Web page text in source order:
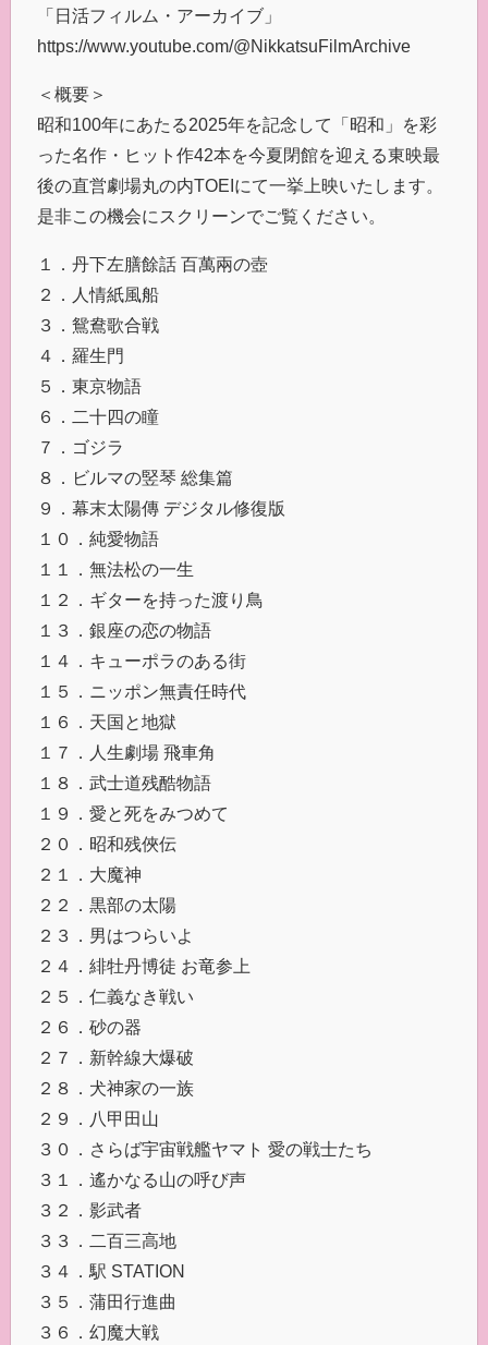
「日活フィルム・アーカイブ」
https://www.youtube.com/@NikkatsuFilmArchive
＜概要＞
昭和100年にあたる2025年を記念して「昭和」を彩
った名作・ヒット作42本を今夏閉館を迎える東映最
後の直営劇場丸の内TOEIにて一挙上映いたします。
是非この機会にスクリーンでご覧ください。
１．丹下左膳餘話 百萬兩の壺
２．人情紙風船
３．鴛鴦歌合戦
４．羅生門
５．東京物語
６．二十四の瞳
７．ゴジラ
８．ビルマの竪琴 総集篇
９．幕末太陽傳 デジタル修復版
１０．純愛物語
１１．無法松の一生
１２．ギターを持った渡り鳥
１３．銀座の恋の物語
１４．キューポラのある街
１５．ニッポン無責任時代
１６．天国と地獄
１７．人生劇場 飛車角
１８．武士道残酷物語
１９．愛と死をみつめて
２０．昭和残俠伝
２１．大魔神
２２．黒部の太陽
２３．男はつらいよ
２４．緋牡丹博徒 お竜参上
２５．仁義なき戦い
２６．砂の器
２７．新幹線大爆破
２８．犬神家の一族
２９．八甲田山
３０．さらば宇宙戦艦ヤマト 愛の戦士たち
３１．遙かなる山の呼び声
３２．影武者
３３．二百三高地
３４．駅 STATION
３５．蒲田行進曲
３６．幻魔大戦